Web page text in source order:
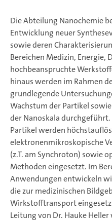
Die Abteilung Nanochemie
Entwicklung neuer
sowie deren
Bereichen Medizin, Energie,
hochbeanspruchte
hinaus werden im Rahmen
grundlegende
Wachstum der Partikel
der Nanoskala
Partikel werden
elektronenmikroskopische
(z.T. am Synchroton) sowie
Methoden eingesetzt. Im
Anwendungen entwickeln
die zur medizinischen
Wirkstofftransport
Leitung von Dr. Hauke